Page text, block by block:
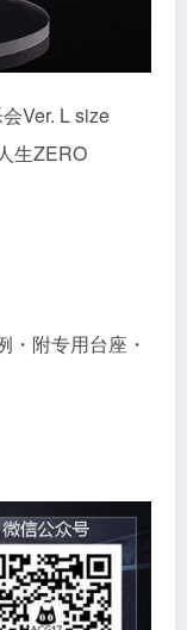
Ver. L size
生ZERO
・附专用台座・